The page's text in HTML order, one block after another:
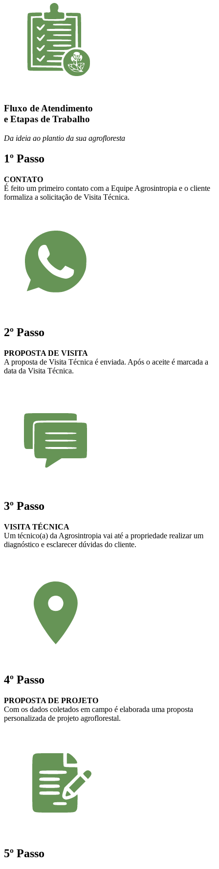
Fluxo de Atendimento
e Etapas de Trabalho
Da ideia ao plantio da sua agrofloresta
1º Passo
CONTATO
É feito um primeiro contato com a Equipe Agrosintropia e o cliente
formaliza a solicitação de Visita Técnica.
2º Passo
PROPOSTA DE VISITA
A proposta de Visita Técnica é enviada. Após o aceite é marcada a
data da Visita Técnica.
3º Passo
VISITA TÉCNICA
Um técnico(a) da Agrosintropia vai até a propriedade realizar um
diagnóstico e esclarecer dúvidas do cliente.
4º Passo
PROPOSTA DE PROJETO
Com os dados coletados em campo é elaborada uma proposta
personalizada de projeto agroflorestal.
5º Passo